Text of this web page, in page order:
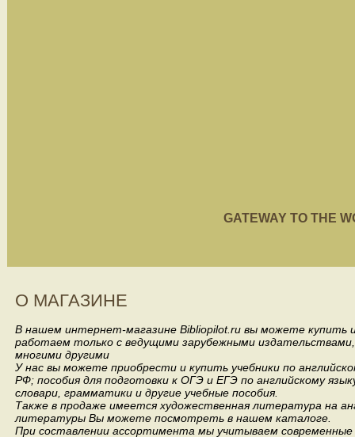
GATEWAY TO THE
О МАГАЗИНЕ
В нашем интернет-магазине Bibliopilot.ru вы можете купить
работаем только с ведущими зарубежными издательствами,
многими другими
У нас вы можете приобрести и купить учебники по
РФ; пособия для подготовки к ОГЭ и ЕГЭ по английскому
словари, грамматики и другие учебные пособия.
Также в продаже имеется художественная литература на
литературы Вы можете посмотреть в нашем каталоге.
При составлении ассортимента мы учитываем